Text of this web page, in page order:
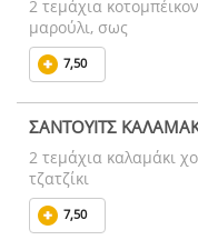
2 τεμάχια
μαρούλι, σως
7,50
ΣΑΝΤΟΥΙΤΣ
2 τεμάχια καλαμάκι
τζατζίκι
7,50